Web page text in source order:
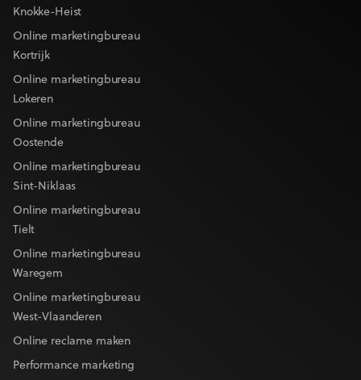
Knokke-Heist
Online marketingbureau
Kortrijk
Online marketingbureau
Lokeren
Online marketingbureau
Oostende
Online marketingbureau
Sint-Niklaas
Online marketingbureau
Tielt
Online marketingbureau
Waregem
Online marketingbureau
West-Vlaanderen
Online reclame maken
Performance marketing